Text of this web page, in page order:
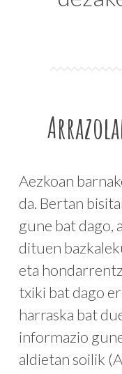
Aezkoan
da. Bertan
gune bat dago,
dituen
eta
txiki bat dago
harraska bat
informazio
aldietan soilik